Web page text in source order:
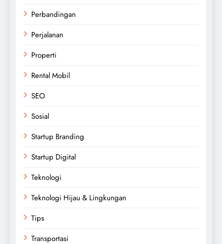
Perbandingan
Perjalanan
Properti
Rental Mobil
SEO
Sosial
Startup Branding
Startup Digital
Teknologi
Teknologi Hijau & Lingkungan
Tips
Transportasi